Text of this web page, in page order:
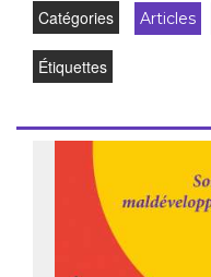
Catégories Articles
Étiquettes